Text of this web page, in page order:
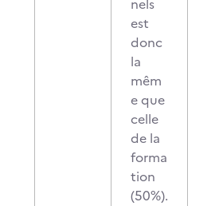
nels
est
donc
la
mêm
e que
celle
de la
forma
tion
(50%).